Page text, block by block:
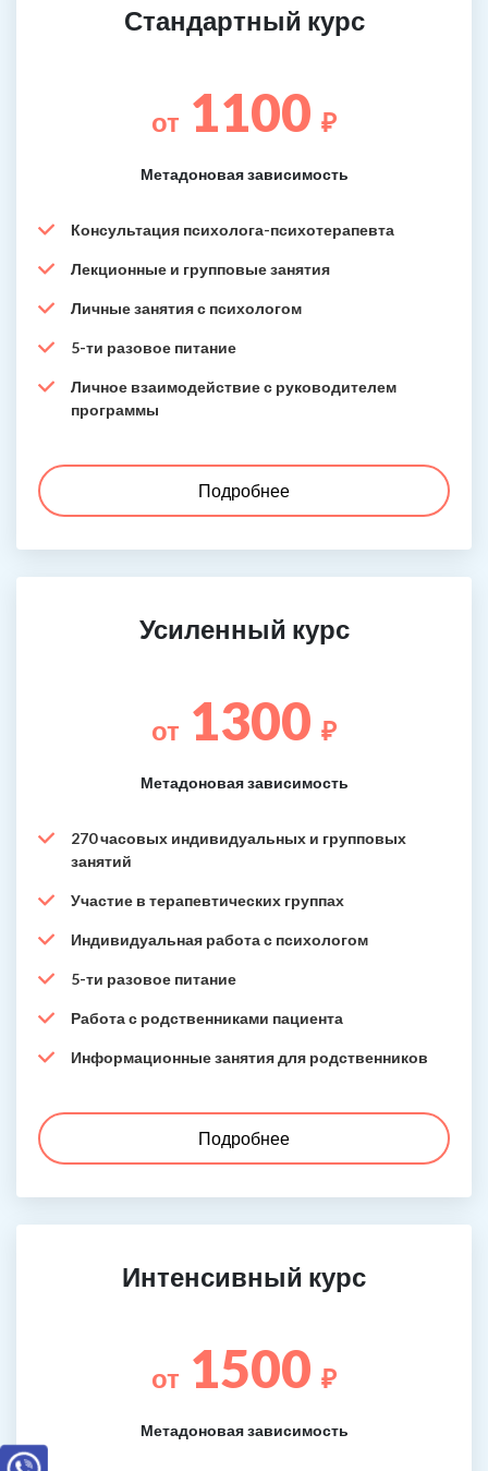
Стандартный курс
от 1100 ₽
Метадоновая зависимость
Консультация психолога-психотерапевта
Лекционные и групповые занятия
Личные занятия с психологом
5-ти разовое питание
Личное взаимодействие с руководителем
программы
Подробнее
Усиленный курс
от 1300 ₽
Метадоновая зависимость
270 часовых индивидуальных и групповых
занятий
Участие в терапевтических группах
Индивидуальная работа с психологом
5-ти разовое питание
Работа с родственниками пациента
Информационные занятия для родственников
Подробнее
Интенсивный курс
от 1500 ₽
Метадоновая зависимость